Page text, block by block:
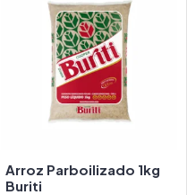
Arroz Parboilizado 1kg
Buriti